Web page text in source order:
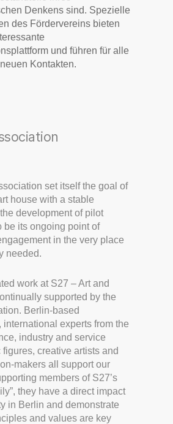
Denkens sind. Spezielle
des Fördervereins bieten
und führen für alle
Kontakten.
set itself the goal of
house with a stable
development of pilot
be its ongoing point of
in the very place
needed.
work at S27 – Art and
supported by the
Berlin-based
international experts from the
industry and service
creative artists and
makers all support our
members of S27’s
they have a direct impact
in Berlin and demonstrate
and values are key